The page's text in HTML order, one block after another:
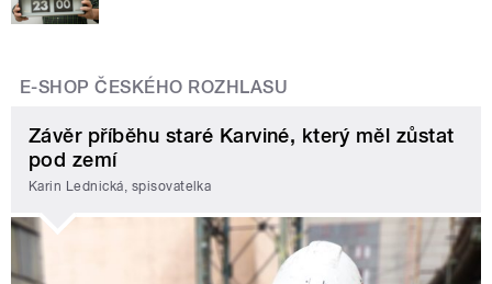
E-SHOP ČESKÉHO ROZHLASU
Závěr příběhu staré Karviné, který měl zůstat
pod zemí
Karin Lednická, spisovatelka